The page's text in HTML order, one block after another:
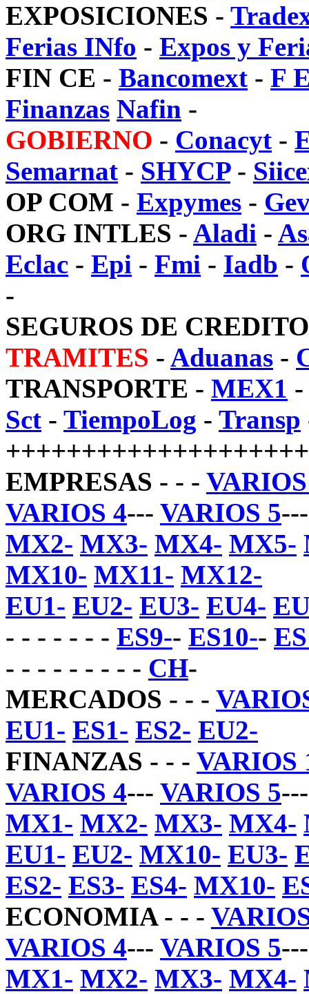
EXPOSICIONES -
Ferias INfo - Expos y
FIN CE - Bancomext - F
Finanzas Nafin -
GOBIERNO - Conacyt -
Semarnat - SHYCP-
OP COM - Expymes -
ORG INTLES - Aladi -
Eclac - Epi - Fmi - Iadb -
-
SEGUROS DE CREDITO
TRAMITES - Aduanas -
TRANSPORTE - MEX1
Sct - TiempoLog - Transp
EMPRESAS - - -
VARIOS 4--- VARIOS 5
MX2- MX3- MX4- MX5-
MX10- MX11- MX12-
EU1- EU2- EU3- EU4-
- - - - - - - ES9-- ES10--
- - - - - - - - - CH-
MERCADOS - - -
EU1- ES1- ES2- EU2-
FINANZAS - - - VARIOS
VARIOS 4--- VARIOS 5
MX1- MX2- MX3- MX4-
EU1- EU2- MX10- EU3-
ES2- ES3- ES4- MX10-
ECONOMIA - - -
VARIOS 4--- VARIOS 5
MX1- MX2- MX3- MX4-